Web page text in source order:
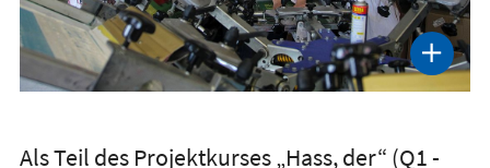
Als Teil des Projektkurses „Hass, der“ (Q1 -